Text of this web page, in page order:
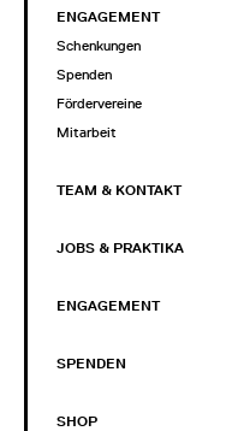
ENGAGEMENT
Schenkungen
Spenden
Fördervereine
Mitarbeit
TEAM & KONTAKT
JOBS & PRAKTIKA
ENGAGEMENT
SPENDEN
SHOP